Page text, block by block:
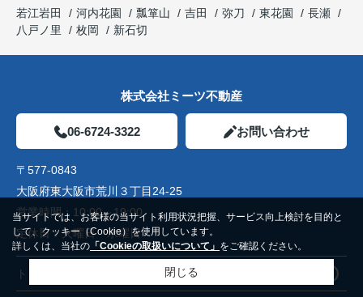
若江岩田
河内花園 瓢箪山 吉田 弥刀 東花園
長瀬
八戸ノ里
枚岡 新石切
株式会社ミーツ不動産
06-6724-3322 お問い合わせ
〒577-0843
大阪府東大阪市荒川３丁目24-25
営業時間： 10:00～19:00
定休日：火曜日 水曜日
トップページ
当サイトでは、お客様の当サイト利用状況把握、サービス向上検討を目的と
して、クッキー（Cookie）を使用しています。
詳しくは、当社の 「Cookieの取扱いについて」 をご確認ください。
閉じる